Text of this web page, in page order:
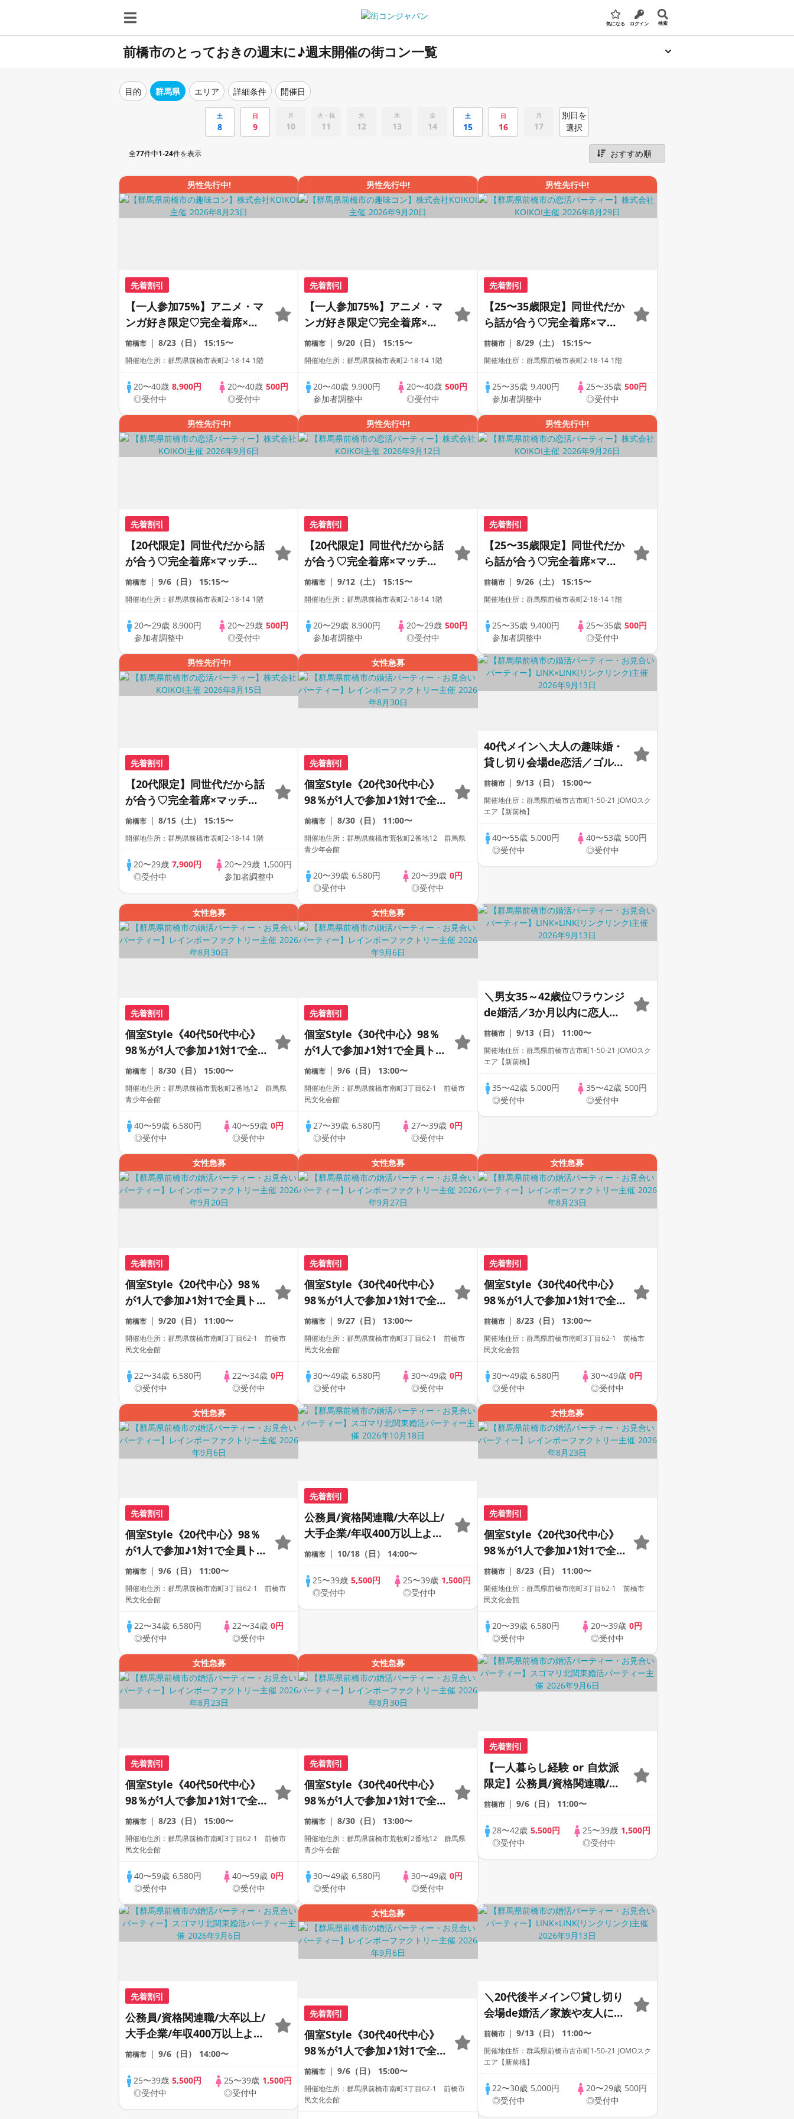
気になる ログイン 検索
前橋市のとっておきの週末に♪週末開催の街コン一覧
目的 群馬県 エリア 詳細条件 開催日
土
8
日
9
月
10
火・祝
11
水
12
木
13
金
14
土
15
日
16
月
17
別日を
選択
全77件中1-24件を表示
男性先行中!
先着割引
【一人参加75%】アニメ・マ
ンガ好き限定♡完全着席×マ
ッチングゲーム付きアニメコ
ン
前橋市 8/23（日） 15:15〜
開催地住所：群馬県前橋市表町2-18-14 1階
20〜40歳8,900円
◎受付中
20〜40歳 500円
◎受付中
男性先行中!
先着割引
【一人参加75%】アニメ・マ
ンガ好き限定♡完全着席×マ
ッチングゲーム付きアニメコ
ン
前橋市 9/20（日） 15:15〜
開催地住所：群馬県前橋市表町2-18-14 1階
20〜40歳 9,900円
参加者調整中
20〜40歳500円
◎受付中
男性先行中!
先着割引
【25〜35歳限定】同世代だか
ら話が合う♡完全着席×マッ
チングゲーム付きマッチング
コン
前橋市 8/29（土） 15:15〜
開催地住所：群馬県前橋市表町2-18-14 1階
25〜35歳9,400円
参加者調整中
25〜35歳 500円
◎受付中
男性先行中!
先着割引
【20代限定】同世代だから話
が合う♡完全着席×マッチン
グゲーム付きマッチングコン
前橋市 9/6（日） 15:15〜
開催地住所：群馬県前橋市表町2-18-14 1階
20〜29歳 8,900円
参加者調整中
20〜29歳 500円
◎受付中
男性先行中!
先着割引
【20代限定】同世代だから話
が合う♡完全着席×マッチン
グゲーム付きマッチングコン
前橋市 9/12（土） 15:15〜
開催地住所：群馬県前橋市表町2-18-14 1階
20〜29歳 8,900円
参加者調整中
20〜29歳500円
◎受付中
男性先行中!
先着割引
【25〜35歳限定】同世代だか
ら話が合う♡完全着席×マッ
チングゲーム付きマッチング
コン
前橋市 9/26（土） 15:15〜
開催地住所：群馬県前橋市表町2-18-14 1階
25〜35歳9,400円
参加者調整中
25〜35歳 500円
◎受付中
男性先行中!
先着割引
【20代限定】同世代だから話
が合う♡完全着席×マッチン
グゲーム付きマッチングコン
前橋市 8/15（土） 15:15〜
開催地住所：群馬県前橋市表町2-18-14 1階
20〜29歳7,900円
◎受付中
20〜29歳 1,500円
参加者調整中
女性急募
先着割引
個室Style《20代30代中心》
98％が1人で参加♪1対1で全
員トーク☆誠実な方への婚活
パーティー
前橋市 8/30（日） 11:00〜
開催地住所：群馬県前橋市荒牧町2番地12 群馬県
青少年会館
20〜39歳 6,580円
◎受付中
20〜39歳0円
◎受付中
40代メイン＼大人の趣味婚・
貸し切り会場de恋活／ゴルフ
が好き・始めたい男女必見！
年収400万円以上の男性限
定！
前橋市 9/13（日） 15:00〜
開催地住所：群馬県前橋市古市町1-50-21 JOMOスク
エア【新前橋】
40〜55歳 5,000円
◎受付中
40〜53歳 500円
◎受付中
女性急募
先着割引
個室Style《40代50代中心》
98％が1人で参加♪1対1で全
員トーク☆誠実な方への婚活
パーティー
前橋市 8/30（日） 15:00〜
開催地住所：群馬県前橋市荒牧町2番地12 群馬県
青少年会館
40〜59歳 6,580円
◎受付中
40〜59歳 0円
◎受付中
女性急募
先着割引
個室Style《30代中心》98％
が1人で参加♪1対1で全員トー
ク☆誠実な方への婚活パーテ
ィー
前橋市 9/6（日） 13:00〜
開催地住所：群馬県前橋市南町3丁目62-1 前橋市
民文化会館
27〜39歳 6,580円
◎受付中
27〜39歳0円
◎受付中
＼男女35～42歳位♡ラウンジ
de婚活／3か月以内に恋人欲
しい《高身長＆安定収入》 ＆
優しさが表情にも出てるよう
な穏やかなかた
前橋市 9/13（日） 11:00〜
開催地住所：群馬県前橋市古市町1-50-21 JOMOスク
エア【新前橋】
35〜42歳 5,000円
◎受付中
35〜42歳 500円
◎受付中
女性急募
先着割引
個室Style《20代中心》98％
が1人で参加♪1対1で全員トー
ク☆誠実な方への婚活パーテ
ィー
前橋市 9/20（日） 11:00〜
開催地住所：群馬県前橋市南町3丁目62-1 前橋市
民文化会館
22〜34歳 6,580円
◎受付中
22〜34歳 0円
◎受付中
女性急募
先着割引
個室Style《30代40代中心》
98％が1人で参加♪1対1で全
員トーク☆誠実な方への婚活
パーティー
前橋市 9/27（日） 13:00〜
開催地住所：群馬県前橋市南町3丁目62-1 前橋市
民文化会館
30〜49歳 6,580円
◎受付中
30〜49歳0円
◎受付中
女性急募
先着割引
個室Style《30代40代中心》
98％が1人で参加♪1対1で全
員トーク☆誠実な方への婚活
パーティー
前橋市 8/23（日） 13:00〜
開催地住所：群馬県前橋市南町3丁目62-1 前橋市
民文化会館
30〜49歳6,580円
◎受付中
30〜49歳 0円
◎受付中
女性急募
先着割引
個室Style《20代中心》98％
が1人で参加♪1対1で全員トー
ク☆誠実な方への婚活パーテ
ィー
前橋市 9/6（日） 11:00〜
開催地住所：群馬県前橋市南町3丁目62-1 前橋市
民文化会館
22〜34歳 6,580円
◎受付中
22〜34歳 0円
◎受付中
先着割引
公務員/資格関連職/大卒以上/
大手企業/年収400万以上より
1つ以上該当する男性限定
前橋市 10/18（日） 14:00〜
25〜39歳5,500円
◎受付中
25〜39歳 1,500円
◎受付中
女性急募
先着割引
個室Style《20代30代中心》
98％が1人で参加♪1対1で全
員トーク☆誠実な方への婚活
パーティー
前橋市 8/23（日） 11:00〜
開催地住所：群馬県前橋市南町3丁目62-1 前橋市
民文化会館
20〜39歳6,580円
◎受付中
20〜39歳 0円
◎受付中
女性急募
先着割引
個室Style《40代50代中心》
98％が1人で参加♪1対1で全
員トーク☆誠実な方への婚活
パーティー
前橋市 8/23（日） 15:00〜
開催地住所：群馬県前橋市南町3丁目62-1 前橋市
民文化会館
40〜59歳 6,580円
◎受付中
40〜59歳 0円
◎受付中
女性急募
先着割引
個室Style《30代40代中心》
98％が1人で参加♪1対1で全
員トーク☆誠実な方への婚活
パーティー
前橋市 8/30（日） 13:00〜
開催地住所：群馬県前橋市荒牧町2番地12 群馬県
青少年会館
30〜49歳 6,580円
◎受付中
30〜49歳0円
◎受付中
先着割引
【一人暮らし経験 or 自炊派
限定】公務員/資格関連職/大
卒以上/大手企業/年収500万
ー
前橋市 9/6（日） 11:00〜
28〜42歳 5,500円
◎受付中
25〜39歳 1,500円
◎受付中
先着割引
公務員/資格関連職/大卒以上/
大手企業/年収400万以上より
1つ以上該当する男性限定
前橋市 9/6（日） 14:00〜
25〜39歳5,500円
◎受付中
25〜39歳 1,500円
◎受付中
女性急募
先着割引
個室Style《30代40代中心》
98％が1人で参加♪1対1で全
員トーク☆誠実な方への婚活
パーティー
前橋市 9/6（日） 15:00〜
開催地住所：群馬県前橋市南町3丁目62-1 前橋市
民文化会館
＼20代後半メイン♡貸し切り
会場de婚活／家族や友人にも
紹介しやすい♡高年収or高身
長男性＆爽やか・清潔感のあ
る方
前橋市 9/13（日） 11:00〜
開催地住所：群馬県前橋市古市町1-50-21 JOMOスク
エア【新前橋】
22〜30歳 5,000円
◎受付中
20〜29歳 500円
◎受付中